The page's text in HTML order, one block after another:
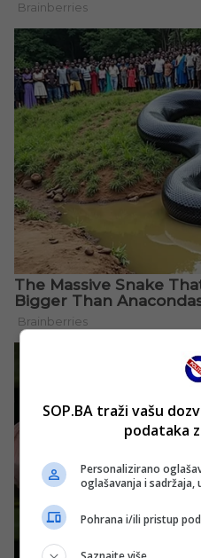
SOP.BA traži vašu
podataka
Personalizirano
oglašavanja i sadržaja,
Pohrana i/ili pristup